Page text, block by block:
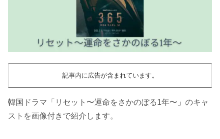
記事内に広告が含まれています。
韓国ドラマ「リセット〜運命をさかのぼる1年〜」のキャ
ストを画像付きで紹介します。